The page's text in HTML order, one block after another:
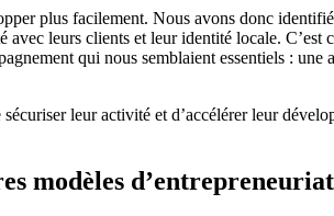
plus facilement. Nous avons donc
avec leurs clients et leur identité locale. C’est
qui nous semblaient essentiels : une
leur activité et d’accélérer leur
modèles